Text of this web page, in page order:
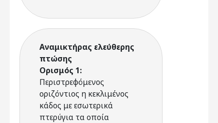
Αναμικτήρας ελεύθερης
πτώσης
Ορισμός 1:
Περιστρεφόμενος
οριζόντιος η κεκλιμένος
κάδος με εσωτερικά
πτερύγια τα οποία